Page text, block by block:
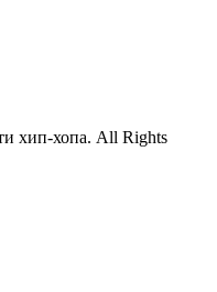
хип-хопа. All Rights